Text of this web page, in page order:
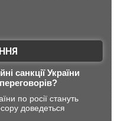
санкції України
по росії стануть
доведеться